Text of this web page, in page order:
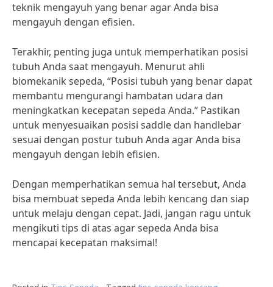
teknik mengayuh yang benar agar Anda bisa
mengayuh dengan efisien.
Terakhir, penting juga untuk memperhatikan posisi
tubuh Anda saat mengayuh. Menurut ahli
biomekanik sepeda, “Posisi tubuh yang benar dapat
membantu mengurangi hambatan udara dan
meningkatkan kecepatan sepeda Anda.” Pastikan
untuk menyesuaikan posisi saddle dan handlebar
sesuai dengan postur tubuh Anda agar Anda bisa
mengayuh dengan lebih efisien.
Dengan memperhatikan semua hal tersebut, Anda
bisa membuat sepeda Anda lebih kencang dan siap
untuk melaju dengan cepat. Jadi, jangan ragu untuk
mengikuti tips di atas agar sepeda Anda bisa
mencapai kecepatan maksimal!